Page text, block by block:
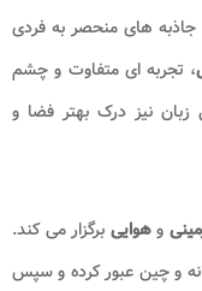
جاذبه‌ های منحصر به فردی
، تجربه‌ ای متفاوت و چشم‌
زبان نیز درک بهتر فضا و
وهوایی برگزار می‌ کند.
و چین عبور کرده و سپس